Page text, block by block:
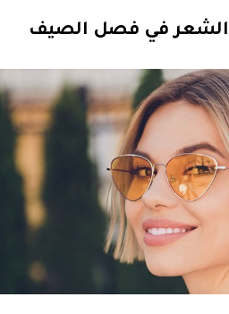
في فصل الصيف